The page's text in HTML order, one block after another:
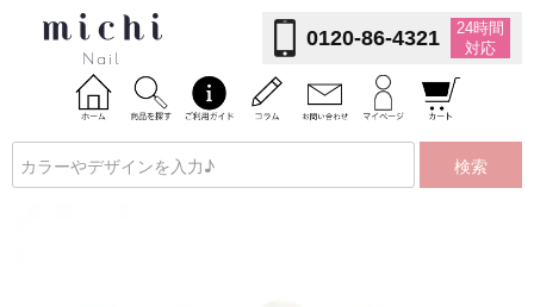
0120-86-4321
24時間
対応
検索